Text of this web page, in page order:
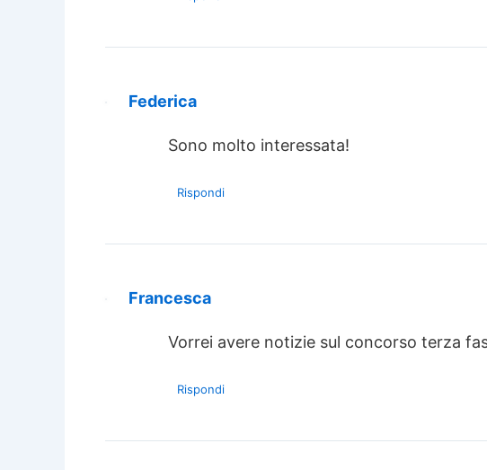
Federica
Sono molto interessata!
Rispondi
Francesca
Vorrei avere notizie sul concorso terza
Rispondi